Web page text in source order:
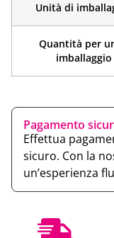
Unità di
Quantità per
imballaggio
Pagamento
Effettua
sicuro. Con la
un’esperienza